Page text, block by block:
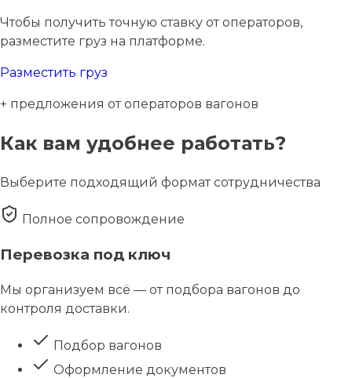
Чтобы получить точную ставку от операторов,
разместите груз на платформе.
Разместить груз
+ предложения от операторов вагонов
Как вам удобнее работать?
Выберите подходящий формат сотрудничества
Полное сопровождение
Перевозка под ключ
Мы организуем всё — от подбора вагонов до
контроля доставки.
Подбор вагонов
Оформление документов